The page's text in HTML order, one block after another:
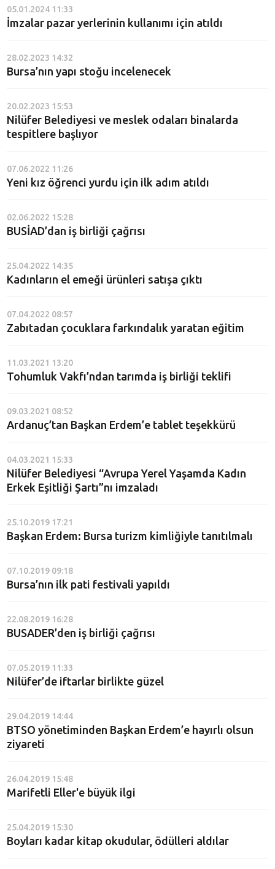
05.01.2024 11:33
İmzalar pazar yerlerinin kullanımı için atıldı
28.02.2023 14:32
Bursa’nın yapı stoğu incelenecek
20.02.2023 15:53
Nilüfer Belediyesi ve meslek odaları binalarda
tespitlere başlıyor
07.06.2022 11:26
Yeni kız öğrenci yurdu için ilk adım atıldı
02.06.2022 15:28
BUSİAD’dan iş birliği çağrısı
25.04.2022 14:35
Kadınların el emeği ürünleri satışa çıktı
07.04.2022 08:57
Zabıtadan çocuklara farkındalık yaratan eğitim
11.03.2021 13:20
Tohumluk Vakfı’ndan tarımda iş birliği teklifi
09.03.2021 08:52
Ardanuç’tan Başkan Erdem’e tablet teşekkürü
04.03.2021 15:33
Nilüfer Belediyesi “Avrupa Yerel Yaşamda Kadın
Erkek Eşitliği Şartı”nı imzaladı
25.10.2019 17:21
Başkan Erdem: Bursa turizm kimliğiyle tanıtılmalı
07.10.2019 09:18
Bursa’nın ilk pati festivali yapıldı
22.08.2019 16:28
BUSADER’den iş birliği çağrısı
07.05.2019 11:33
Nilüfer’de iftarlar birlikte güzel
29.04.2019 14:44
BTSO yönetiminden Başkan Erdem’e hayırlı olsun
ziyareti
26.04.2019 15:48
Marifetli Eller'e büyük ilgi
25.04.2019 15:30
Boyları kadar kitap okudular, ödülleri aldılar